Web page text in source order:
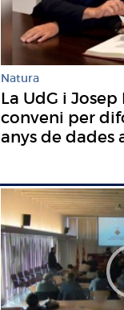
Natura
La UdG i
conveni per
anys de dades